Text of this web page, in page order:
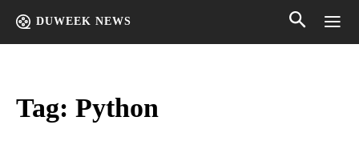
DUWEEK NEWS
Tag: Python